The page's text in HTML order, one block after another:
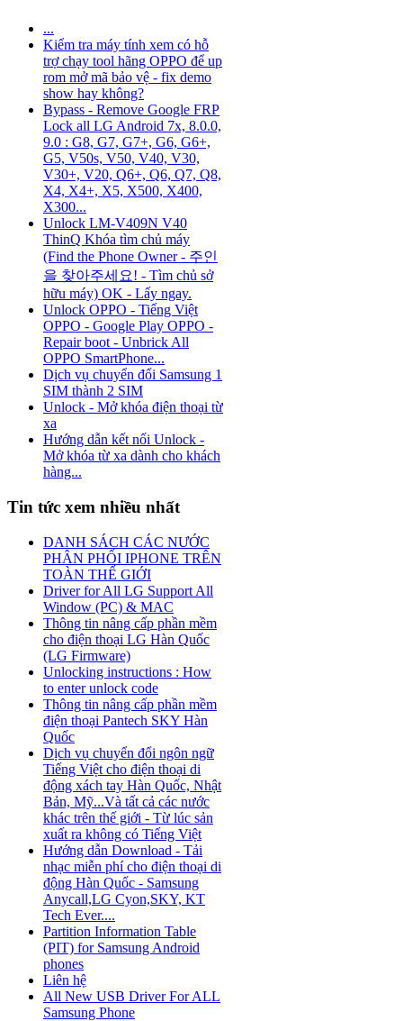
...
Kiểm tra máy tính xem có hỗ
trợ chạy tool hãng OPPO để up
rom mở mã bảo vệ - fix demo
show hay không?
Bypass - Remove Google FRP
Lock all LG Android 7x, 8.0.0,
9.0 : G8, G7, G7+, G6, G6+,
G5, V50s, V50, V40, V30,
V30+, V20, Q6+, Q6, Q7, Q8,
X4, X4+, X5, X500, X400,
X300...
Unlock LM-V409N V40
ThinQ Khóa tìm chủ máy
(Find the Phone Owner - 주인
을 찾아주세요! - Tìm chủ sở
hữu máy) OK - Lấy ngay.
Unlock OPPO - Tiếng Việt
OPPO - Google Play OPPO -
Repair boot - Unbrick All
OPPO SmartPhone...
Dịch vụ chuyển đổi Samsung 1
SIM thành 2 SIM
Unlock - Mở khóa điện thoại từ
xa
Hướng dẫn kết nối Unlock -
Mở khóa từ xa dành cho khách
hàng...
Tin tức xem nhiều nhất
DANH SÁCH CÁC NƯỚC
PHÂN PHỐI IPHONE TRÊN
TOÀN THẾ GIỚI
Driver for All LG Support All
Window (PC) & MAC
Thông tin nâng cấp phần mềm
cho điện thoại LG Hàn Quốc
(LG Firmware)
Unlocking instructions : How
to enter unlock code
Thông tin nâng cấp phần mềm
điện thoại Pantech SKY Hàn
Quốc
Dịch vụ chuyển đổi ngôn ngữ
Tiếng Việt cho điện thoại di
động xách tay Hàn Quốc, Nhật
Bản, Mỹ...Và tất cả các nước
khác trên thế giới - Từ lúc sản
xuất ra không có Tiếng Việt
Hướng dẫn Download - Tải
nhạc miễn phí cho điện thoại di
động Hàn Quốc - Samsung
Anycall,LG Cyon,SKY, KT
Tech Ever....
Partition Information Table
(PIT) for Samsung Android
phones
Liên hệ
All New USB Driver For ALL
Samsung Phone